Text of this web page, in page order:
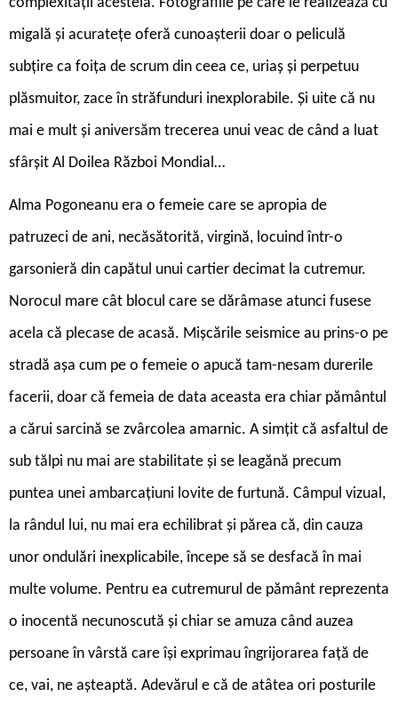
migală și acuratețe oferă cunoașterii doar o peliculă
subțire ca foița de scrum din ceea ce, uriaș și perpetuu
plăsmuitor, zace în străfunduri inexplorabile. Și uite că nu
mai e mult și aniversăm trecerea unui veac de când a luat
sfârșit Al Doilea Război Mondial…
Alma Pogoneanu era o femeie care se apropia de
patruzeci de ani, necăsătorită, virgină, locuind într-o
garsonieră din capătul unui cartier decimat la cutremur.
Norocul mare cât blocul care se dărâmase atunci fusese
acela că plecase de acasă. Mișcările seismice au prins-o pe
stradă așa cum pe o femeie o apucă tam-nesam durerile
facerii, doar că femeia de data aceasta era chiar pământul
a cărui sarcină se zvârcolea amarnic. A simțit că asfaltul de
sub tălpi nu mai are stabilitate și se leagănă precum
puntea unei ambarcațiuni lovite de furtună. Câmpul vizual,
la rândul lui, nu mai era echilibrat și părea că, din cauza
unor ondulări inexplicabile, începe să se desfacă în mai
multe volume. Pentru ea cutremurul de pământ reprezenta
o inocentă necunoscută și chiar se amuza când auzea
persoane în vârstă care își exprimau îngrijorarea față de
ce, vai, ne așteaptă. Adevărul e că de atâtea ori posturile